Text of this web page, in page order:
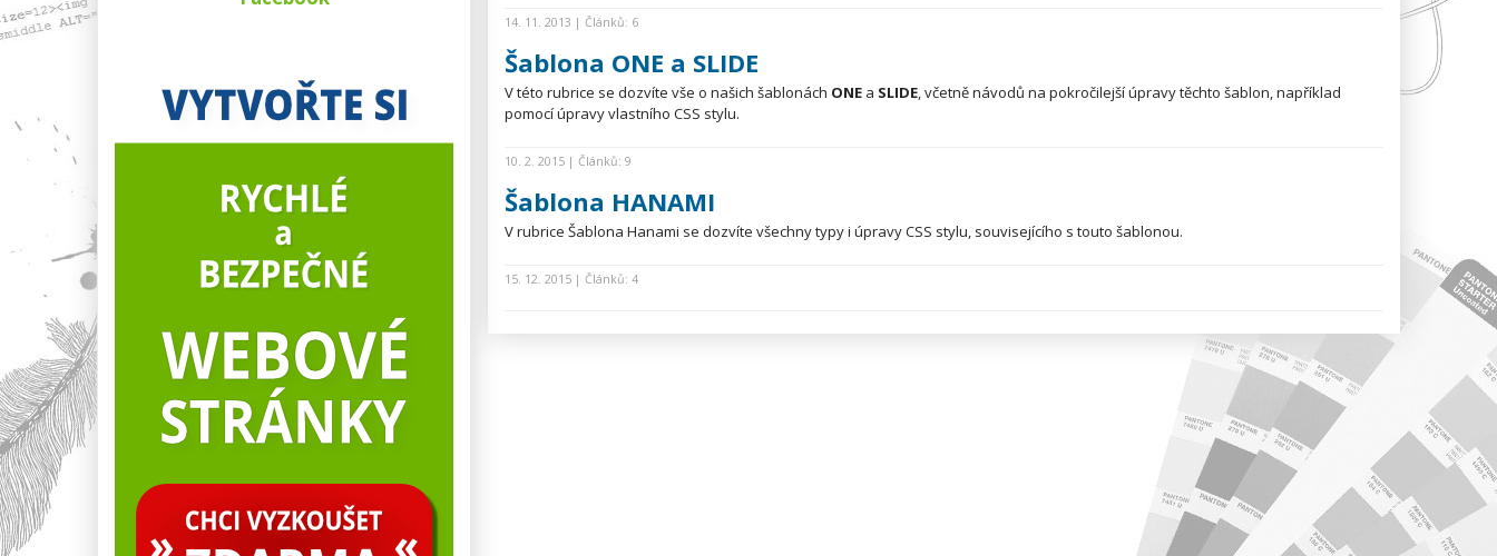
14. 11. 2013 | Článků: 6
Šablona ONE a SLIDE
V této rubrice se dozvíte vše o našich šablonách ONE a SLIDE, včetně návodů na pokročilejší úpravy těchto šablon, například
pomocí úpravy vlastního CSS stylu.
10. 2. 2015 | Článků: 9
Šablona HANAMI
V rubrice Šablona Hanami se dozvíte všechny typy i úpravy CSS stylu, souvisejícího s touto šablonou.
15. 12. 2015 | Článků: 4